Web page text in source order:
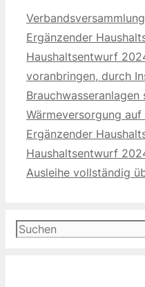
Kategorien
Verbandsversammlung
Ergänzender
Haushaltsentwurf
voranbringen, durch
Wärmeversorgung
Ergänzender
Haushaltsentwurf
Ausleihe vollständig
Suchen